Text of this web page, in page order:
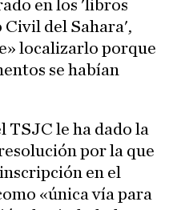
en los 'libros
Civil del Sahara',
localizarlo porque
se habían
TSJC le ha dado la
por la que
en el
«única vía para